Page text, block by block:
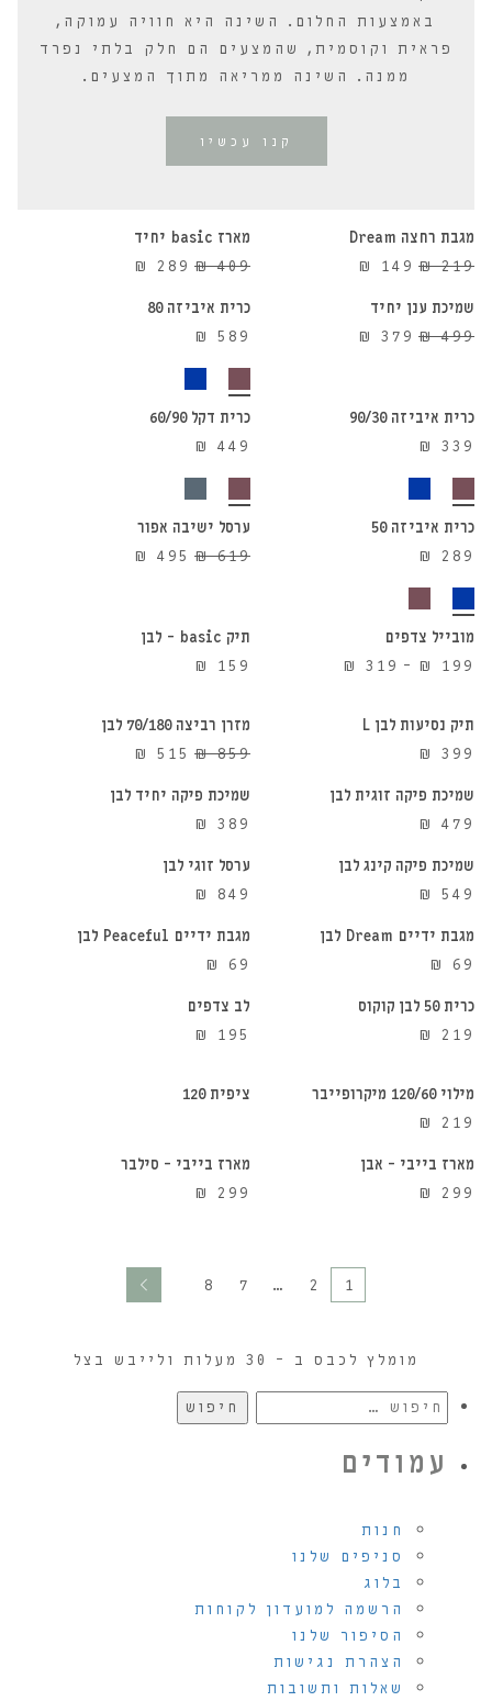
באמצעות החלום. השינה היא חוויה עמוקה,
פראית וקוסמית, שהמצעים הם חלק בלתי נפרד
ממנה. השינה ממריאה מתוך המצעים.
קנו עכשיו
32%
הנחה
מגבת רחצה Dream
₪219
המחיר
היה:
₪ 219.
₪ 149
29%
הנחה
מארז basic יחיד
₪409
המחיר
היה:
₪ 289
24%
הנחה
הוספה לסל
שמיכת ענן יחיד
₪499
המחיר
₪ 499.
₪ 379
₪ 379.
הוספה לסל
כרית איביזה 80
₪ 589
כרית איביזה 90/30
₪ 339
כרית דקל 60/90
₪ 449
כרית איביזה 50
₪ 289
20%
הנחה
ערסל ישיבה אפור
₪619
המחיר
₪ 619.
₪ 495
מובייל צדפים
₪ 199
–
₪ 319
תיק basic – לבן
₪ 159 הוספה לסל
תיק נסיעות לבן L
₪ 399
40%
הנחה
מזרן רביצה 70/180 לבן
₪859
המחיר
היה:
₪ 515
הוא:
הוספה לסל
שמיכת פיקה זוגית לבן
₪ 479
הוספה לסל
שמיכת פיקה יחיד לבן
₪ 389
הוספה לסל
שמיכת פיקה קינג לבן
₪ 549
הוספה לסל
ערסל זוגי לבן
₪ 849
הוספה לסל
מגבת ידיים Dream לבן
₪ 69
הוספה לסל
מגבת ידיים Peaceful לבן
₪ 69
הוספה לסל
כרית 50 לבן קוקוס
₪ 219
הוספה לסל
לב צדפים
₪ 195
מילוי 120/60 מיקרופייבר
₪ 219
ציפית 120 הוספה לסל
מארז בייבי – אבן
₪ 299
הוספה לסל
מארז בייבי – סילבר
₪ 299
1
2
…
7
8
מומלץ לכבס ב – 30 מעלות ולייבש בצל
חיפוש:
עמודים
חנות
סניפים שלנו
בלוג
הרשמה למועדון לקוחות
הסיפור שלנו
הצהרת נגישות
שאלות ותשובות